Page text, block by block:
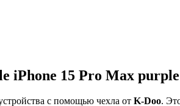
iPhone 15 Pro Max purple
с помощью чехла от K-Doo.